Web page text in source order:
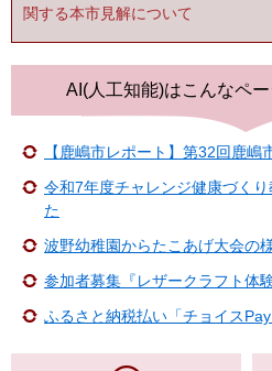
関する本市見解について
AI(人工知能)はこんなペ
【鹿嶋市レポート】第32回鹿嶋
令和7年度チャレンジ健康づく
た
波野幼稚園からたこあげ大会の
参加者募集『レザークラフト体験
ふるさと納税払い「チョイス